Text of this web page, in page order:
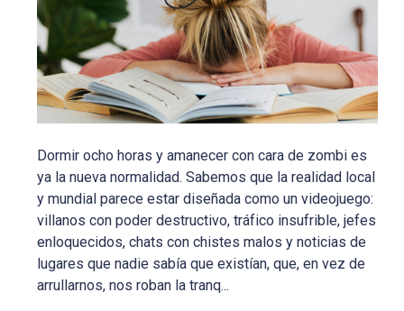
Dormir ocho horas y amanecer con cara de zombi es
ya la nueva normalidad. Sabemos que la realidad local
y mundial parece estar diseñada como un videojuego:
villanos con poder destructivo, tráfico insufrible, jefes
enloquecidos, chats con chistes malos y noticias de
lugares que nadie sabía que existían, que, en vez de
arrullarnos, nos roban la tranq...